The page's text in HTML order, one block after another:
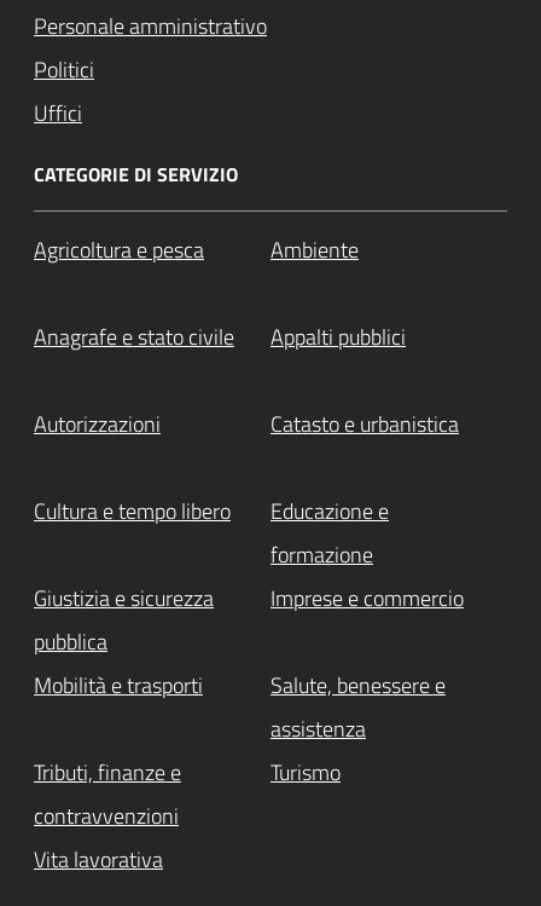
Personale amministrativo
Politici
Uffici
CATEGORIE DI SERVIZIO
Agricoltura e pesca Ambiente
Anagrafe e stato civile Appalti pubblici
Autorizzazioni Catasto e urbanistica
Cultura e tempo libero
Educazione e
formazione
Giustizia e sicurezza
pubblica
Imprese e commercio
Mobilità e trasporti
Salute, benessere e
assistenza
Tributi, finanze e
contravvenzioni
Turismo
Vita lavorativa